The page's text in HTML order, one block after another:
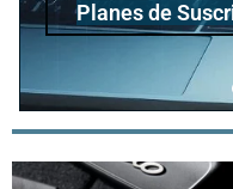
Planes de